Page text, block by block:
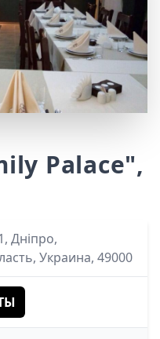
Palace",
Дніпро,
Украина, 49000